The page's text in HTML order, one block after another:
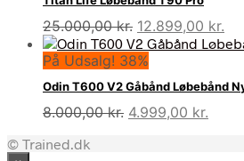
7.700,00 kr..
25.000,00kr. Den
oprindelige
pris
var:
25.000,00 kr..
12.899,00 kr.
er:
På Udsalg! 38%
Odin T600 V2 Gåbånd Løbebånd
8.000,00kr. Den
4.999,00 kr.
© Trained.dk